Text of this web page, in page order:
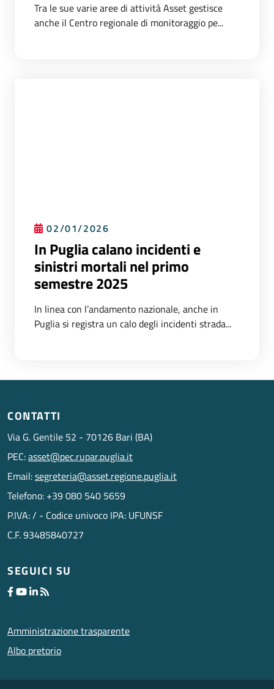
Tra le sue varie aree di attività Asset gestisce
anche il Centro regionale di monitoraggio pe...
02/01/2026
In Puglia calano incidenti e
sinistri mortali nel primo
semestre 2025
In linea con l’andamento nazionale, anche in
Puglia si registra un calo degli incidenti strada...
CONTATTI
Via G. Gentile 52 - 70126 Bari (BA)
PEC:asset@pec.rupar.puglia.it
Email:segreteria@asset.regione.puglia.it
Telefono: +39 080 540 5659
P.IVA: / - Codice univoco IPA: UFUNSF
C.F. 93485840727
SEGUICI SU
Amministrazione trasparente
Albo pretorio